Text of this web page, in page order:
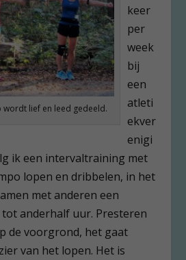
lief en leed gedeeld.
keer
per
week
bij
een
atleti
ekver
enigi
ik een intervaltraining met
lopen en dribbelen, in het
met anderen een
anderhalf uur. Presteren
de voorgrond, het gaat
van het lopen. Het is